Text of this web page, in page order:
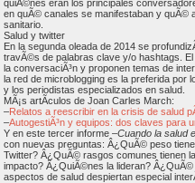
quiÃ©nes eran los principales
en quÃ© canales se manifestaban y quÃ©
sanitario.
Salud y twitter
En la segunda oleada de 2014 se
travÃ©s de palabras clave y/o hashtags.
la conversaciÃ³n y proponen temas de
la red de microblogging es la preferida por
y los periodistas especializados en salud.
MÃ¡s artÃ­culos de Joan Carles March:
–Relatos a reescribir en la crisis de salud
–AutogestiÃ³n y equipos: dos claves para
Y en este tercer informe –Cuando la salud
con nuevas preguntas: Â¿QuÃ© peso
Twitter? Â¿QuÃ© rasgos comunes tienen
impacto? Â¿QuiÃ©nes la lideran?
aspectos de salud despiertan especial